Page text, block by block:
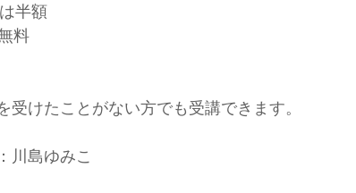
半額
料
受けたことがない方でも受講できます。
川島ゆみこ